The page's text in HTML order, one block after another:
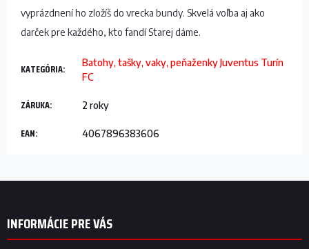
vyprázdnení ho zložíš do vrecka bundy. Skvelá voľba aj ako
darček pre každého, kto fandí Starej dáme.
KATEGÓRIA:
Batohy, tašky, vaky, peňaženky Juventus Turín
FC
ZÁRUKA: 2 roky
EAN: 4067896383606
Z
INFORMÁCIE PRE VÁS